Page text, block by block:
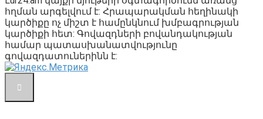
հղման արգելվում է: Հրապարակման հեղինակի
կարծիքը ոչ միշտ է համընկնում խմբագրության
կարծիքի հետ: Գովազդների բովանդակության
համար պատասխանատվությունը
գովազդատուներինն է: